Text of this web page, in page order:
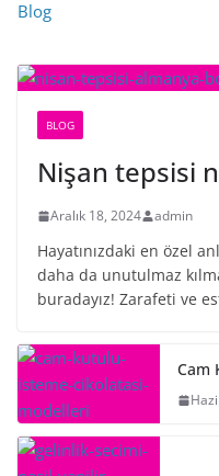
Blog
BLOG
Nişan tepsisi
Aralık 18, 2024 admin
Hayatınızdaki en özel
daha da unutulmaz
buradayız! Zarafeti ve
Cam